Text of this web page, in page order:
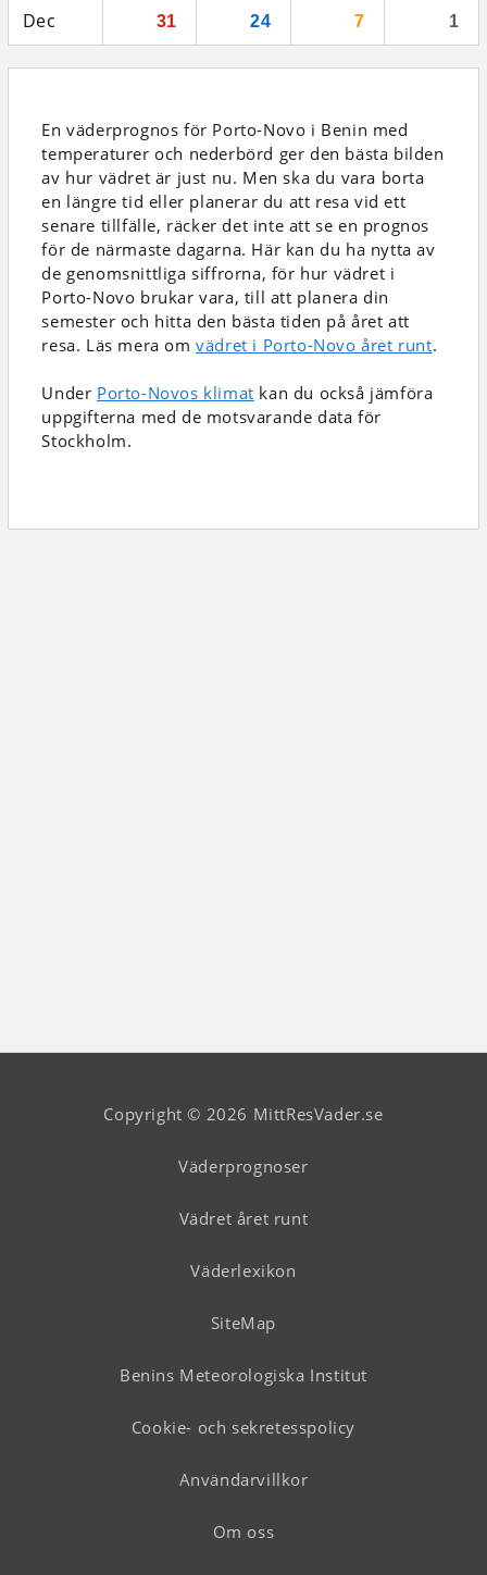
Dec 31 24 7 1
En väderprognos för Porto-Novo i Benin med
temperaturer och nederbörd ger den bästa bilden
av hur vädret är just nu. Men ska du vara borta
en längre tid eller planerar du att resa vid ett
senare tillfälle, räcker det inte att se en prognos
för de närmaste dagarna. Här kan du ha nytta av
de genomsnittliga siffrorna, för hur vädret i
Porto-Novo brukar vara, till att planera din
semester och hitta den bästa tiden på året att
resa. Läs mera omvädret i Porto-Novo året runt.
Under Porto-Novos klimat kan du också jämföra
uppgifterna med de motsvarande data för
Stockholm.
Copyright © 2026 MittResVader.se
Väderprognoser
Vädret året runt
Väderlexikon
SiteMap
Benins Meteorologiska Institut
Cookie- och sekretesspolicy
Användarvillkor
Om oss